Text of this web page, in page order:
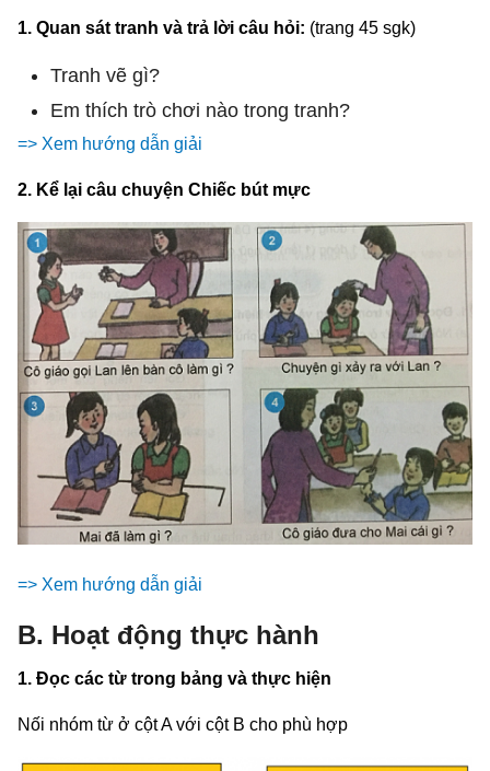
1. Quan sát tranh và trả lời câu hỏi: (trang 45 sgk)
Tranh vẽ gì?
Em thích trò chơi nào trong tranh?
=> Xem hướng dẫn giải
2. Kể lại câu chuyện Chiếc bút mực
=> Xem hướng dẫn giải
B. Hoạt động thực hành
1. Đọc các từ trong bảng và thực hiện
Nối nhóm từ ở cột A với cột B cho phù hợp